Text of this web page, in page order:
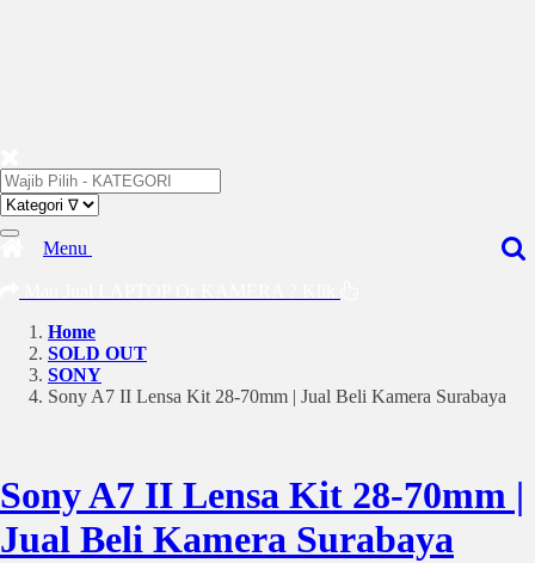
Menu
Home
SOLD OUT
SONY
Sony A7 II Lensa Kit 28-70mm | Jual Beli Kamera Surabaya
Sony A7 II Lensa Kit 28-70mm |
Jual Beli Kamera Surabaya